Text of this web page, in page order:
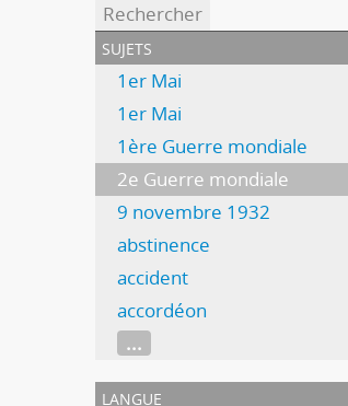
Rechercher
sujets
1er Mai
1er Mai
1ère Guerre mondiale
2e Guerre mondiale
9 novembre 1932
abstinence
accident
accordéon
...
langue